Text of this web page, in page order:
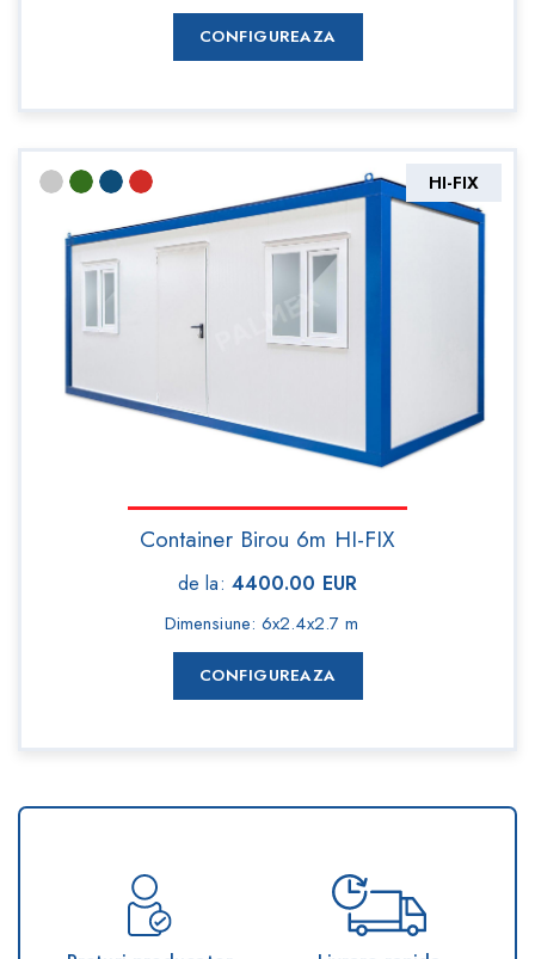
CONFIGUREAZA
HI-FIX
Container Birou 6m HI-FIX
de la: 4400.00 EUR
Dimensiune:6x2.4x2.7 m
CONFIGUREAZA